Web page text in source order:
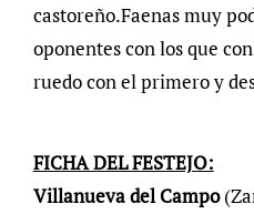
castoreño.Faenas muy
oponentes con los que
ruedo con el primero y
FICHA DEL FESTEJO:
Villanueva del Campo